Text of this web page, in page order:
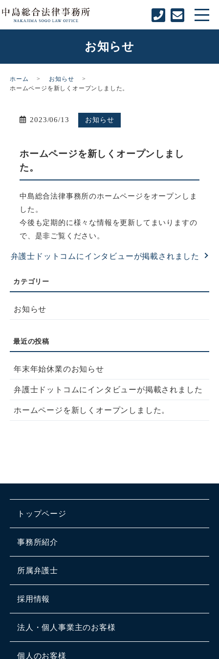
お知らせ
ホーム
お知らせ
ホームページを新しくオープンしました。
2023/06/13 お知らせ
ホームページを新しくオープンしまし
た。
中島総合法律事務所のホームページをオープンしま
した。
今後も定期的に様々な情報を更新してまいりますの
で、是非ご覧ください。
弁護士ドットコムにインタビューが掲載されました
お知らせ
年末年始休業のお知らせ
弁護士ドットコムにインタビューが掲載されました
ホームページを新しくオープンしました。
トップページ
事務所紹介
所属弁護士
採用情報
法人・個人事業主のお客様
個人のお客様